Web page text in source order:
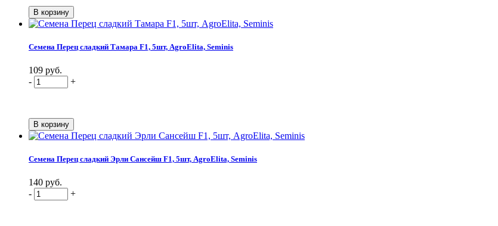
Семена Перец сладкий Тамара F1, 5шт, AgroElita, Seminis
109 руб.
-
+
Семена Перец сладкий Эрли Сансейш F1, 5шт, AgroElita, Seminis
140 руб.
-
+